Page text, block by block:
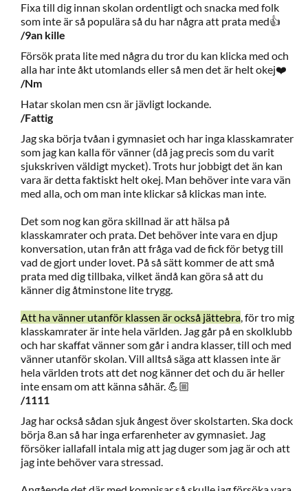
Fixa till dig innan skolan ordentligt och snacka med folk
som inte är så populära så du har några att prata med👍
/9an kille
Försök prata lite med några du tror du kan klicka med och
alla har inte åkt utomlands eller så men det är helt okej❤️
/Nm
Hatar skolan men csn är jävligt lockande.
/Fattig
Jag ska börja tvåan i gymnasiet och har inga klasskamrater
som jag kan kalla för vänner (då jag precis som du varit
sjukskriven väldigt mycket). Trots hur jobbigt det än kan
vara är detta faktiskt helt okej. Man behöver inte vara vän
med alla, och om man inte klickar så klickas man inte.
Det som nog kan göra skillnad är att hälsa på
klasskamrater och prata. Det behöver inte vara en djup
konversation, utan från att fråga vad de fick för betyg till
vad de gjort under lovet. På så sätt kommer de att små
prata med dig tillbaka, vilket ändå kan göra så att du
känner dig åtminstone lite trygg.
Att ha vänner utanför klassen är också jättebra, för tro mig
klasskamrater är inte hela världen. Jag går på en skolklubb
och har skaffat vänner som går i andra klasser, till och med
vänner utanför skolan. Vill alltså säga att klassen inte är
hela världen trots att det nog känner det och du är heller
inte ensam om att känna såhär. 💪🏼
/1111
Jag har också sådan sjuk ångest över skolstarten. Ska dock
börja 8.an så har inga erfarenheter av gymnasiet. Jag
försöker iallafall intala mig att jag duger som jag är och att
jag inte behöver vara stressad.